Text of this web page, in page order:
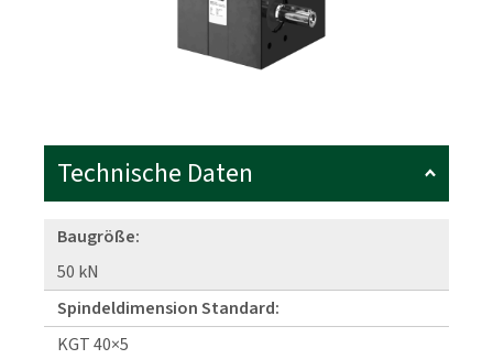
Technische Daten
Baugröße:
50 kN
Spindeldimension Standard:
KGT 40×5